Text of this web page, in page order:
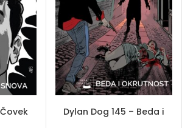
Dylan Dog 145 – Beda i